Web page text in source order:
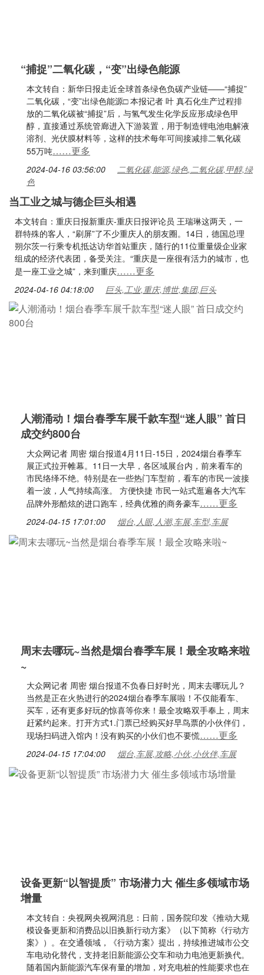
“捕捉”二氧化碳，“变”出绿色能源
本文转自：新华日报走近全球首条绿色负碳产业链——“捕捉”
二氧化碳，“变”出绿色能源□ 本报记者 叶 真石化生产过程排
放的二氧化碳被“捕捉”后，与氢气发生化学反应形成绿色甲
醇，直接通过系统管廊进入下游装置，用于制造锂电池电解液
溶剂、光伏膜材料等，这样的技术每年可间接减排二氧化碳
55万吨……更多
2024-04-16 03:56:00
二氧化碳,能源,绿色,二氧化碳,甲醇,绿
色
当工业之城与德企巨头相遇
本文转自：重庆日报新重庆-重庆日报评论员 王瑞琳这两天，一
群特殊的客人，“刷屏”了不少重庆人的朋友圈。14日，德国总理
朔尔茨一行乘专机抵达访华首站重庆，随行的11位重量级企业家
组成的经济代表团，备受关注。“重庆是一座很有活力的城市，也
是一座工业之城”，来到重庆……更多
2024-04-16 04:18:00 巨头,工业,重庆,博世,集团,巨头
人潮涌动！烟台春季车展千款车型“迷人眼” 首日
成交约800台
大众网记者 周密 烟台报道4月11日-15日，2024烟台春季车
展正式拉开帷幕。11日一大早，各区域展台内，前来看车的
市民络绎不绝。特别是在一些热门车型前，看车的市民一波接
着一波，人气持续高涨。 方便快捷 市民一站式逛遍各大汽车
品牌外形酷炫的进口跑车，经典优雅的商务豪车……更多
2024-04-15 17:01:00 烟台,人眼,人潮,车展,车型,车展
周末去哪玩~当然是烟台春季车展！最全攻略来啦
~
大众网记者 周密 烟台报道不负春日好时光，周末去哪玩儿？
当然是正在火热进行的2024烟台春季车展啦！不仅能看车、
买车，还有更多好玩的惊喜等你来！最全攻略双手奉上，周末
赶紧约起来。打开方式1.门票已经购买好早鸟票的小伙伴们，
现场扫码进入馆内！没有购买的小伙们也不要慌……更多
2024-04-15 17:04:00 烟台,车展,攻略,小伙,小伙伴,车展
设备更新“以智提质” 市场潜力大 催生多领域市场
增量
本文转自：央视网央视网消息：日前，国务院印发《推动大规
模设备更新和消费品以旧换新行动方案》（以下简称《行动方
案》）。在交通领域，《行动方案》提出，持续推进城市公交
车电动化替代，支持老旧新能源公交车和动力电池更新换代。
随着国内新能源汽车保有量的增加，对充电桩的性能要求也在